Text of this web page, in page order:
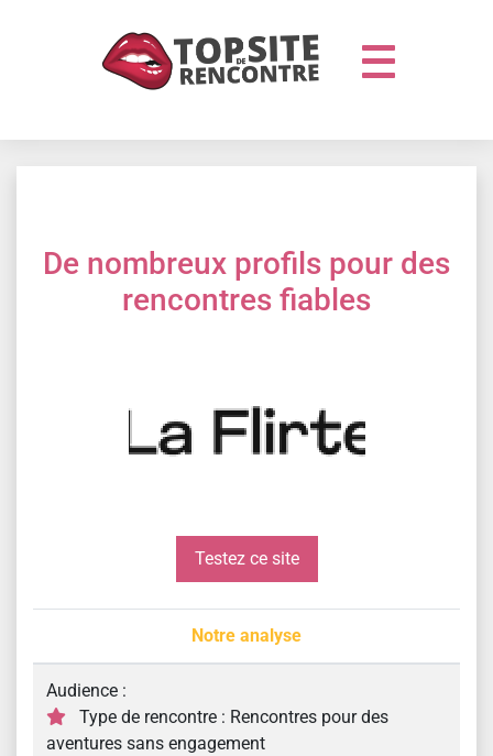
De nombreux profils pour des
rencontres fiables
Testez ce site
Notre analyse
Audience :
Type de rencontre : Rencontres pour des
aventures sans engagement